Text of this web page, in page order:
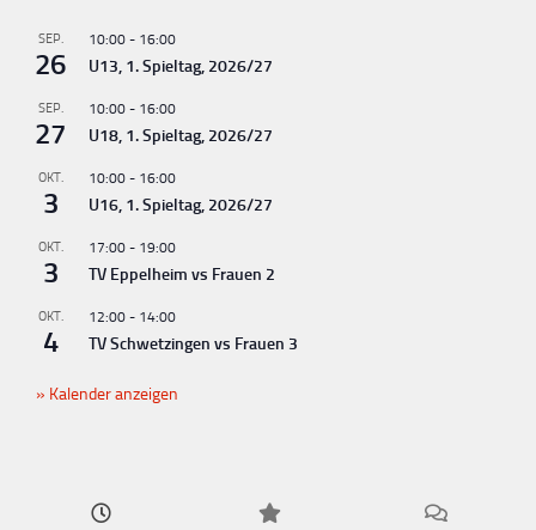
u
n
g
-
N
a
v
i
g
a
t
SEP.
26
10:00 - 16:00
U13, 1. Spieltag, 2026/27
SEP.
27
10:00 - 16:00
U18, 1. Spieltag, 2026/27
OKT.
3
10:00 - 16:00
U16, 1. Spieltag, 2026/27
OKT.
3
17:00 - 19:00
TV Eppelheim vs Frauen 2
OKT.
4
12:00 - 14:00
TV Schwetzingen vs Frauen 3
Kalender anzeigen